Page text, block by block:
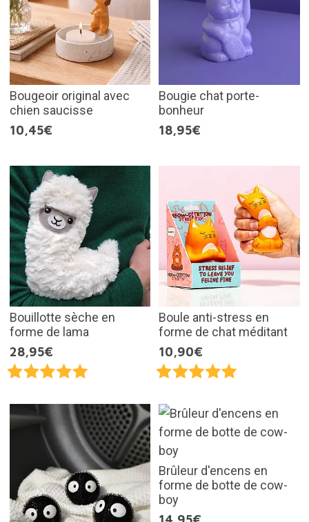
Bougeoir original avec
chien saucisse
10,45€
Bougie chat porte-
bonheur
18,95€
Bouillotte sèche en
forme de lama
28,95€
Boule anti-stress en
forme de chat méditant
10,90€
Brûleur d'encens en
forme de botte de cow-
boy